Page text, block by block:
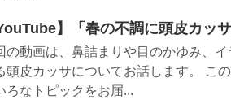
YouTube】「春の不調に頭皮カッ
の動画は、鼻詰まりや目のかゆみ、
頭皮カッサについてお話します。 こ
ろなトピックをお届...